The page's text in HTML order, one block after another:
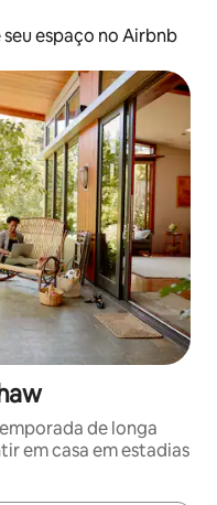
espaço no Airbnb
de longa
em casa em estadias